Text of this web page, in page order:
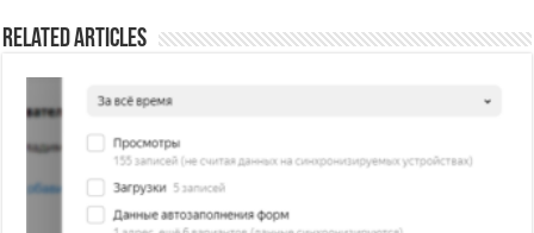
Related Articles